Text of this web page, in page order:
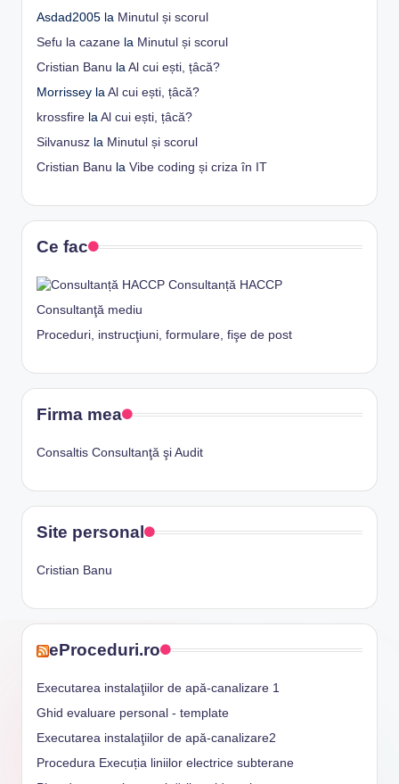
Asdad2005 la Minutul și scorul
Sefu la cazane la Minutul și scorul
Cristian Banu la Al cui ești, țâcă?
Morrissey la Al cui ești, țâcă?
krossfire la Al cui ești, țâcă?
Silvanusz la Minutul și scorul
Cristian Banu la Vibe coding și criza în IT
Ce fac
Consultanță HACCP
Consultanţă mediu
Proceduri, instrucţiuni, formulare, fişe de post
Firma mea
Consaltis Consultanţă şi Audit
Site personal
Cristian Banu
eProceduri.ro
Executarea instalaţiilor de apă-canalizare 1
Ghid evaluare personal - template
Executarea instalaţiilor de apă-canalizare2
Procedura Execuția liniilor electrice subterane